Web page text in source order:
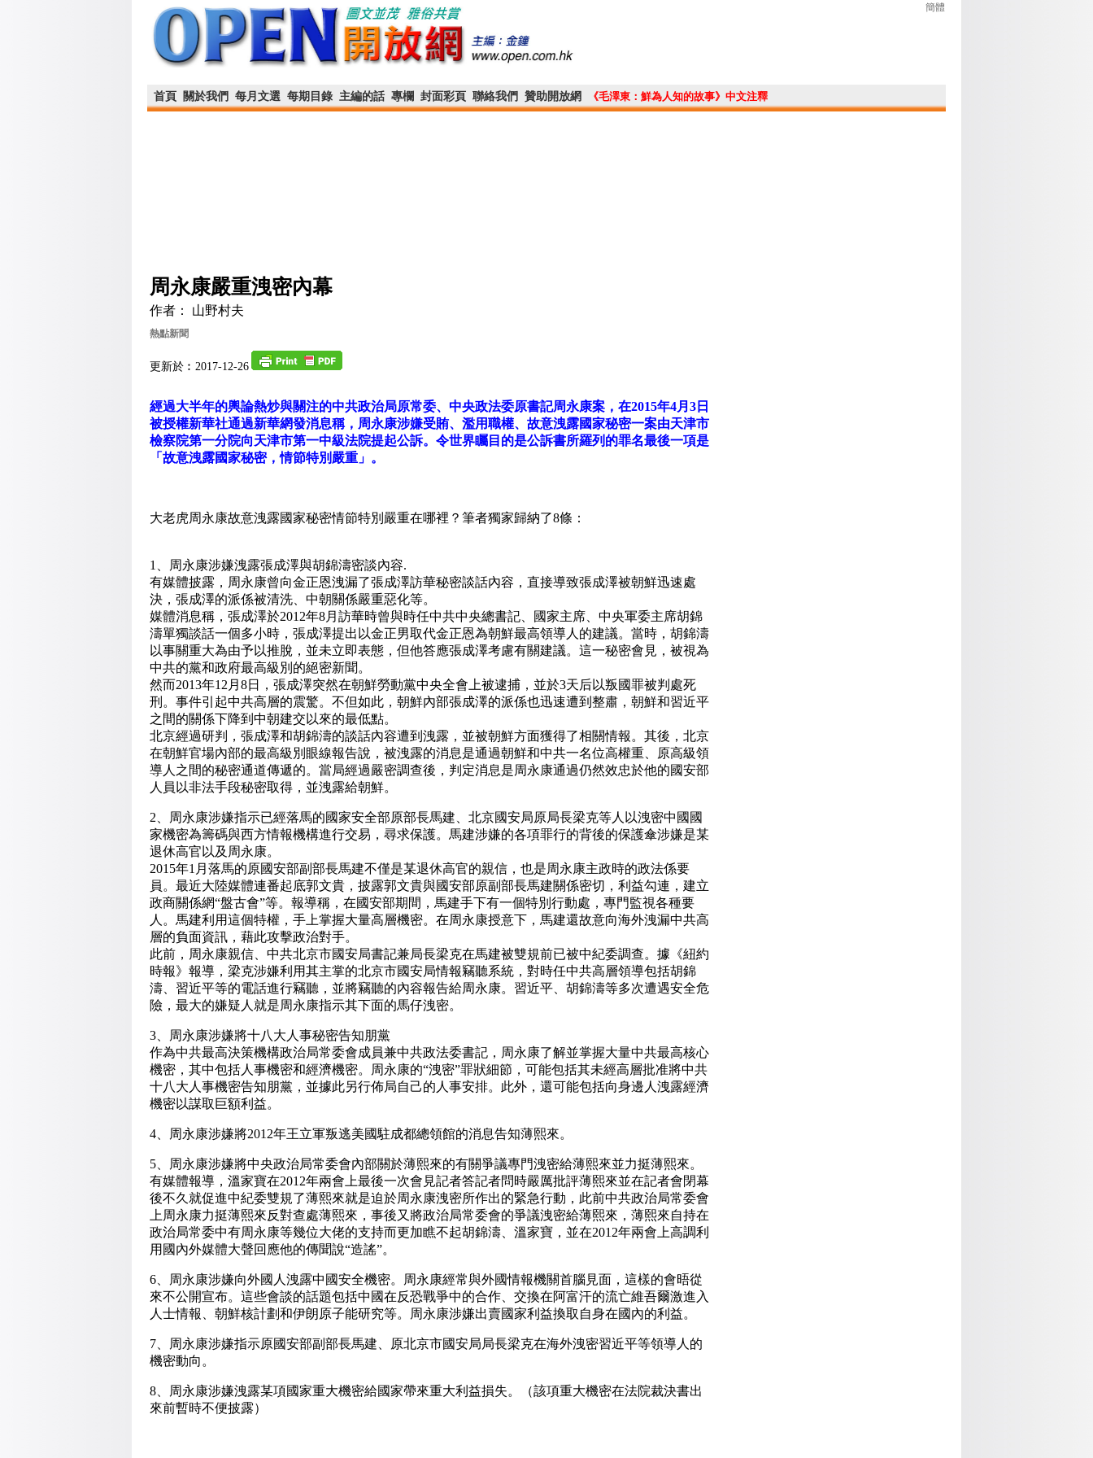
簡體
首頁 關於我們 每月文選 每期目錄 主編的話 專欄 封面彩頁 聯絡我們 贊助開放網 《毛澤東：鮮為人知的故事》中文注釋
周永康嚴重洩密內幕
作者： 山野村夫
熱點新聞
更新於︰2017-12-26
經過大半年的輿論熱炒與關注的中共政治局原常委、中央政法委原書記周永康案，在2015年4月3日
被授權新華社通過新華網發消息稱，周永康涉嫌受賄、濫用職權、故意洩露國家秘密一案由天津市
檢察院第一分院向天津市第一中級法院提起公訴。令世界矚目的是公訴書所羅列的罪名最後一項是
「故意洩露國家秘密，情節特別嚴重」。
大老虎周永康故意洩露國家秘密情節特別嚴重在哪裡？ 筆者獨家歸納了8條：
1、周永康涉嫌洩露張成澤與胡錦濤密談內容.
有媒體披露，周永康曾向金正恩洩漏了張成澤訪華秘密談話內容，直接導致張成澤被朝鮮迅速處
決，張成澤的派係被清洗、中朝關係嚴重惡化等。
媒體消息稱，張成澤於2012年8月訪華時曾與時任中共中央總書記、國家主席、中央軍委主席胡錦
濤單獨談話一個多小時，張成澤提出以金正男取代金正恩為朝鮮最高領導人的建議。 當時，胡錦濤
以事關重大為由予以推脫，並未立即表態，但他答應張成澤考慮有關建議。 這一秘密會見，被視為
中共的黨和政府最高級別的絕密新聞。
然而2013年12月8日，張成澤突然在朝鮮勞動黨中央全會上被逮捕，並於3天后以叛國罪被判處死
刑。 事件引起中共高層的震驚。 不但如此，朝鮮內部張成澤的派係也迅速遭到整肅，朝鮮和習近平
之間的關係下降到中朝建交以來的最低點。
北京經過研判，張成澤和胡錦濤的談話內容遭到洩露，並被朝鮮方面獲得了相關情報。 其後，北京
在朝鮮官場內部的最高級別眼線報告說，被洩露的消息是通過朝鮮和中共一名位高權重、原高級領
導人之間的秘密通道傳遞的。 當局經過嚴密調查後，判定消息是周永康通過仍然效忠於他的國安部
人員以非法手段秘密取得，並洩露給朝鮮。
2、周永康涉嫌指示已經落馬的國家安全部原部長馬建、北京國安局原局長梁克等人以洩密中國國
家機密為籌碼與西方情報機構進行交易，尋求保護。 馬建涉嫌的各項罪行的背後的保護傘涉嫌是某
退休高官以及周永康。
2015年1月落馬的原國安部副部長馬建不僅是某退休高官的親信，也是周永康主政時的政法係要
員。 最近大陸媒體連番起底郭文貴，披露郭文貴與國安部原副部長馬建關係密切，利益勾連，建立
政商關係網“盤古會”等。 報導稱，在國安部期間，馬建手下有一個特別行動處，專門監視各種要
人。 馬建利用這個特權，手上掌握大量高層機密。 在周永康授意下，馬建還故意向海外洩漏中共高
層的負面資訊，藉此攻擊政治對手。
此前，周永康親信、中共北京市國安局書記兼局長梁克在馬建被雙規前已被中紀委調查。 據《紐約
時報》報導，梁克涉嫌利用其主掌的北京市國安局情報竊聽系統，對時任中共高層領導包括胡錦
濤、習近平等的電話進行竊聽，並將竊聽的內容報告給周永康。 習近平、胡錦濤等多次遭遇安全危
險，最大的嫌疑人就是周永康指示其下面的馬仔洩密。
3、周永康涉嫌將十八大人事秘密告知朋黨
作為中共最高決策機構政治局常委會成員兼中共政法委書記，周永康了解並掌握大量中共最高核心
機密，其中包括人事機密和經濟機密。
周永康的“洩密”罪狀細節，可能包括其未經高層批准將中共
十八大人事機密告知朋黨，並據此另行佈局自己的人事安排。 此外，還可能包括向身邊人洩露經濟
機密以謀取巨額利益。
4、周永康涉嫌將2012年王立軍叛逃美國駐成都總領館的消息告知薄熙來。
5、周永康涉嫌將中央政治局常委會內部關於薄熙來的有關爭議專門洩密給薄熙來並力挺薄熙來。
有媒體報導，溫家寶在2012年兩會上最後一次會見記者答記者問時嚴厲批評薄熙來並在記者會閉幕
後不久就促進中紀委雙規了薄熙來就是迫於周永康洩密所作出的緊急行動，此前中共政治局常委會
上周永康力挺薄熙來反對查處薄熙來，事後又將政治局常委會的爭議洩密給薄熙來，薄熙來自持在
政治局常委中有周永康等幾位大佬的支持而更加瞧不起胡錦濤、溫家寶，並在2012年兩會上高調利
用國內外媒體大聲回應他的傳聞說“造謠”。
6、周永康涉嫌向外國人洩露中國安全機密。
周永康經常與外國情報機關首腦見面，這樣的會晤從
來不公開宣布。 這些會談的話題包括中國在反恐戰爭中的合作、交換在阿富汗的流亡維吾爾激進入
人士情報、朝鮮核計劃和伊朗原子能研究等。
周永康涉嫌出賣國家利益換取自身在國內的利益。
7、周永康涉嫌指示原國安部副部長馬建、原北京市國安局局長梁克在海外洩密習近平等領導人的
機密動向。
8、周永康涉嫌洩露某項國家重大機密給國家帶來重大利益損失。
（該項重大機密在法院裁決書出
來前暫時不便披露）